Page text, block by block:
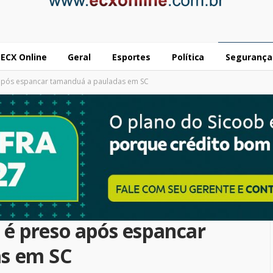
ECX Online Geral Esportes Política Segurança
espancar tamanduá a pauladas em SC
preso após espancar
em SC